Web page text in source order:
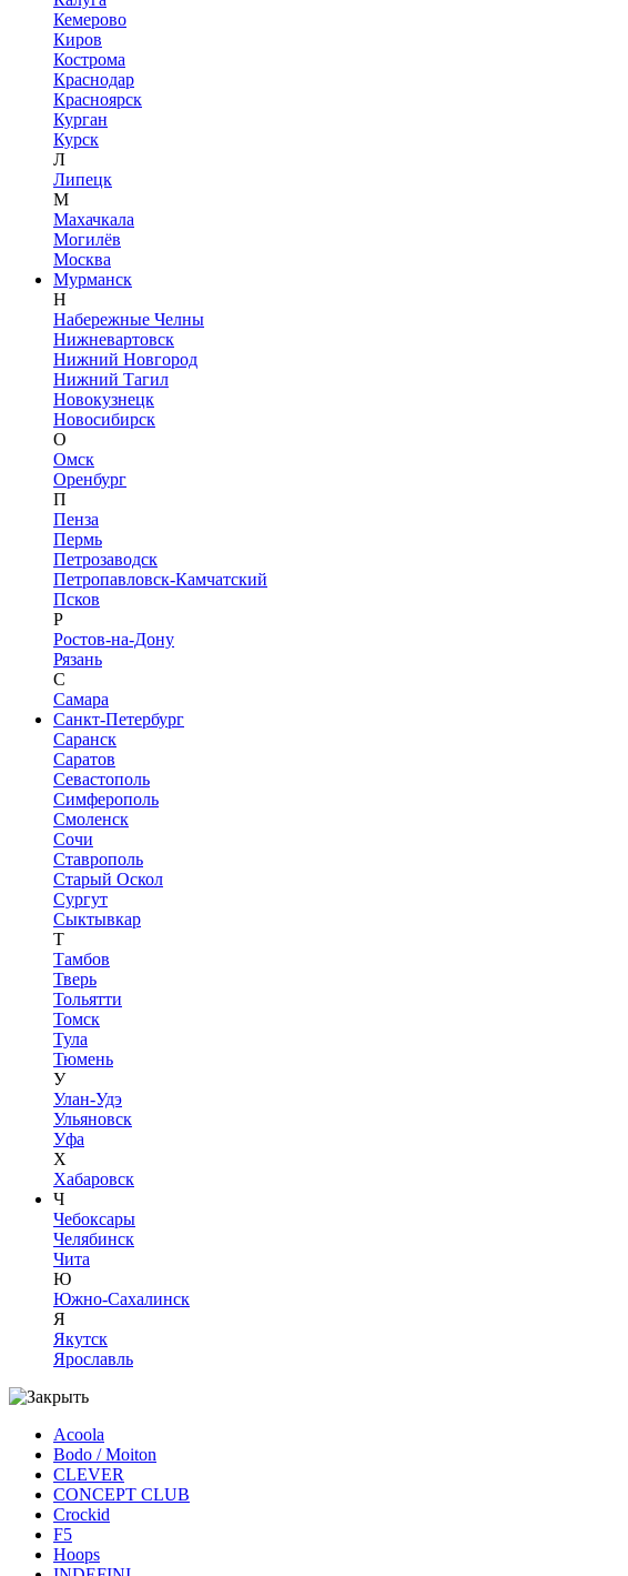
Кемерово
Киров
Кострома
Краснодар
Красноярск
Курган
Курск
Л
Липецк
М
Махачкала
Могилёв
Москва
Мурманск
Н
Набережные Челны
Нижневартовск
Нижний Новгород
Нижний Тагил
Новокузнецк
Новосибирск
О
Омск
Оренбург
П
Пенза
Пермь
Петрозаводск
Петропавловск-Камчатский
Псков
Р
Ростов-на-Дону
Рязань
С
Самара
Санкт-Петербург
Саранск
Саратов
Севастополь
Симферополь
Смоленск
Сочи
Ставрополь
Старый Оскол
Сургут
Сыктывкар
Т
Тамбов
Тверь
Тольятти
Томск
Тула
Тюмень
У
Улан-Удэ
Ульяновск
Уфа
Х
Хабаровск
Ч
Чебоксары
Челябинск
Чита
Ю
Южно-Сахалинск
Я
Якутск
Ярославль
Acoola
Bodo / Moiton
CLEVER
CONCEPT CLUB
Crockid
F5
Hoops